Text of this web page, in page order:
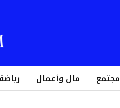
مجتمع مال وأعمال رياضة